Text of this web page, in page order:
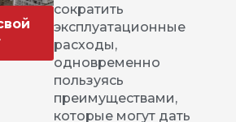
сократить
эксплуатационные
расходы,
одновременно
пользуясь
преимуществами,
которые могут дать